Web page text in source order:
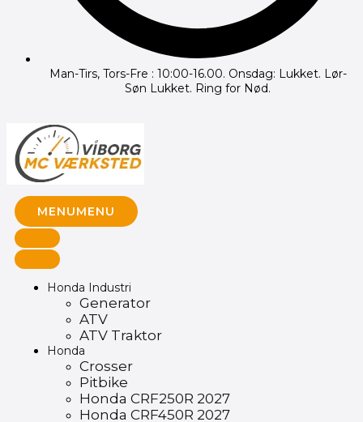
Man-Tirs, Tors-Fre : 10:00-16.00. Onsdag: Lukket. Lør-
Søn Lukket. Ring for Nød.
MENUMENU
Honda Industri
Generator
ATV
ATV Traktor
Honda
Crosser
Pitbike
Honda CRF250R 2027
Honda CRF450R 2027